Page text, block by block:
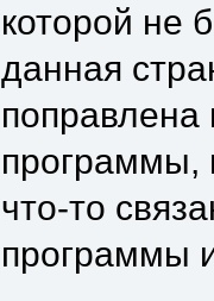
которой не
данная
поправлена
программы,
что-то
программы